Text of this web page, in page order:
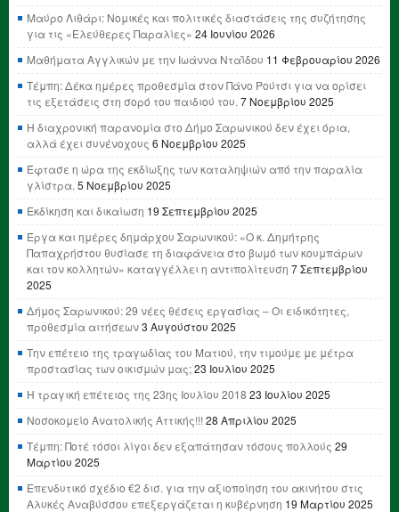
Μαύρο Λιθάρι: Νομικές και πολιτικές διαστάσεις της συζήτησης
για τις «Ελεύθερες Παραλίες» 24 Ιουνίου 2026
Μαθήματα Αγγλικών με την Ιωάννα Νταΐδου 11 Φεβρουαρίου 2026
Τέμπη: Δέκα ημέρες προθεσμία στον Πάνο Ρούτσι για να ορίσει
τις εξετάσεις στη σορό του παιδιού του. 7 Νοεμβρίου 2025
Η διαχρονική παρανομία στο Δήμο Σαρωνικού δεν έχει όρια,
αλλά έχει συνένοχους 6 Νοεμβρίου 2025
Έφτασε η ώρα της εκδίωξης των καταληψιών από την παραλία
γλίστρα. 5 Νοεμβρίου 2025
Εκδίκηση και δικαίωση 19 Σεπτεμβρίου 2025
Έργα και ημέρες δημάρχου Σαρωνικού: «Ο κ. Δημήτρης
Παπαχρήστου θυσίασε τη διαφάνεια στο βωμό των κουμπάρων
και τον κολλητών» καταγγέλλει η αντιπολίτευση 7 Σεπτεμβρίου
2025
Δήμος Σαρωνικού: 29 νέες θέσεις εργασίας – Οι ειδικότητες,
προθεσμία αιτήσεων3 Αυγούστου 2025
Την επέτειο της τραγωδίας του Ματιού, την τιμούμε με μέτρα
προστασίας των οικισμών μας;23 Ιουλίου 2025
Η τραγική επέτειος της 23ης Ιουλίου 2018 23 Ιουλίου 2025
Νοσοκομείο Ανατολικής Αττικής!!! 28 Απριλίου 2025
Τέμπη: Ποτέ τόσοι λίγοι δεν εξαπάτησαν τόσους πολλούς 29
Μαρτίου 2025
Επενδυτικό σχέδιο €2 δισ. για την αξιοποίηση του ακινήτου στις
Αλυκές Αναβύσσου επεξεργάζεται η κυβέρνηση 19 Μαρτίου 2025